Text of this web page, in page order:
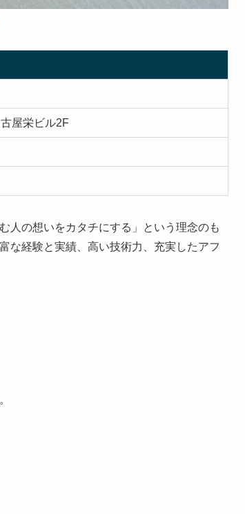
屋栄ビル2F
人の想いをカタチにする」という理念のも
な経験と実績、高い技術力、充実したアフ